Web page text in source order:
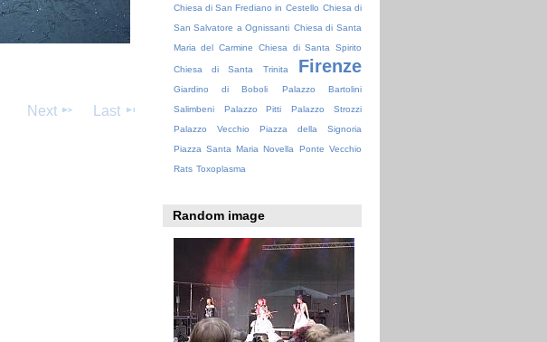
Next Last
Chiesa di San Frediano in Cestello Chiesa di
San Salvatore a Ognissanti Chiesa di Santa
Maria del Carmine
Chiesa di Santa Spirito
Chiesa di Santa Trinita Firenze
Giardino di Boboli
Palazzo Bartolini
Salimbeni
Palazzo Pitti
Palazzo Strozzi
Palazzo Vecchio
Piazza della Signoria
Piazza Santa Maria Novella
Ponte Vecchio
Rats Toxoplasma
Random image